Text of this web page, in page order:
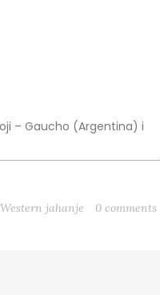
– Gaucho (Argentina) i
Western jahanje 0 comments